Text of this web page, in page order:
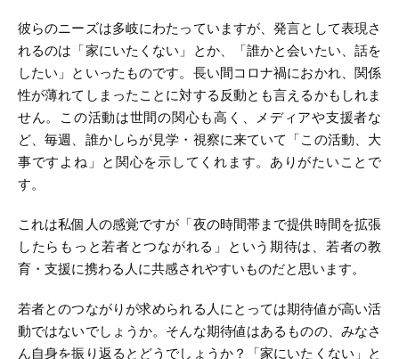
彼らのニーズは多岐にわたっていますが、発言として表現さ
れるのは「家にいたくない」とか、「誰かと会いたい、話を
したい」といったものです。長い間コロナ禍におかれ、関係
性が薄れてしまったことに対する反動とも言えるかもしれま
せん。この活動は世間の関心も高く、メディアや支援者な
ど、毎週、誰かしらが見学・視察に来ていて「この活動、大
事ですよね」と関心を示してくれます。ありがたいことで
す。
これは私個人の感覚ですが「夜の時間帯まで提供時間を拡張
したらもっと若者とつながれる」という期待は、若者の教
育・支援に携わる人に共感されやすいものだと思います。
若者とのつながりが求められる人にとっては期待値が高い活
動ではないでしょうか。そんな期待値はあるものの、みなさ
ん自身を振り返るとどうでしょうか？「家にいたくない」と